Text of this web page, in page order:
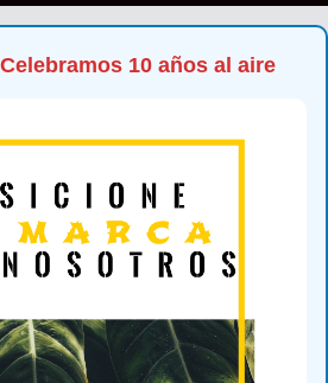
10 años al aire